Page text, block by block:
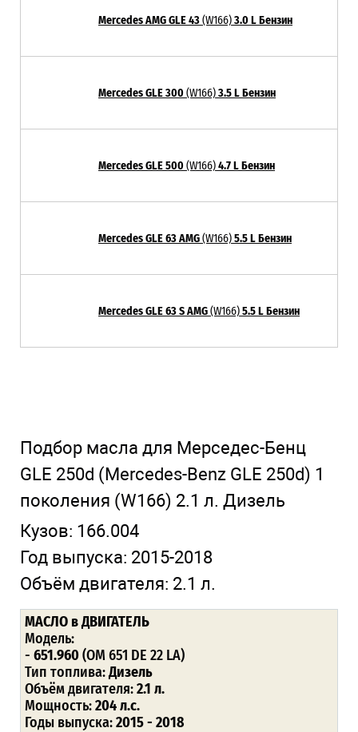
Mercedes AMG GLE 43(W166)3.0 L Бензин
Mercedes GLE 300 (W166)3.5 L Бензин
Mercedes GLE 500 (W166)4.7 L Бензин
Mercedes GLE 63 AMG(W166)5.5 L Бензин
Mercedes GLE 63 S AMG(W166)5.5 L Бензин
Подбор масла для Мерседес-Бенц
GLE 250d (Mercedes-Benz GLE 250d) 1
поколения (W166) 2.1 л. Дизель
Кузов: 166.004
Год выпуска: 2015-2018
Объём двигателя: 2.1 л.
МАСЛО в ДВИГАТЕЛЬ
Модель:
- 651.960(OM 651 DE 22 LA)
Тип топлива:Дизель
Объём двигателя:2.1 л.
Мощность:204 л.с.
Годы выпуска:2015 - 2018